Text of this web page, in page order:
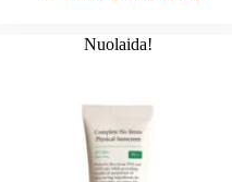
Nuolaida!